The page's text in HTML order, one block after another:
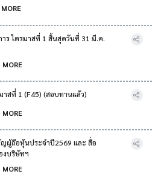
MORE
ร ไตรมาสที่ 1 สิ้นสุดวันที่ 31 มี.ค.
MORE
าสที่ 1 (F45) (สอบทานแล้ว)
MORE
ผู้ถือหุ้นประจำปี2569 และ สื่อ
งบริษัทฯ
MORE